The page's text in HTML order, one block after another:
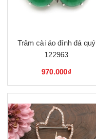
Trâm cài áo đính đá quý
122963
970.000₫